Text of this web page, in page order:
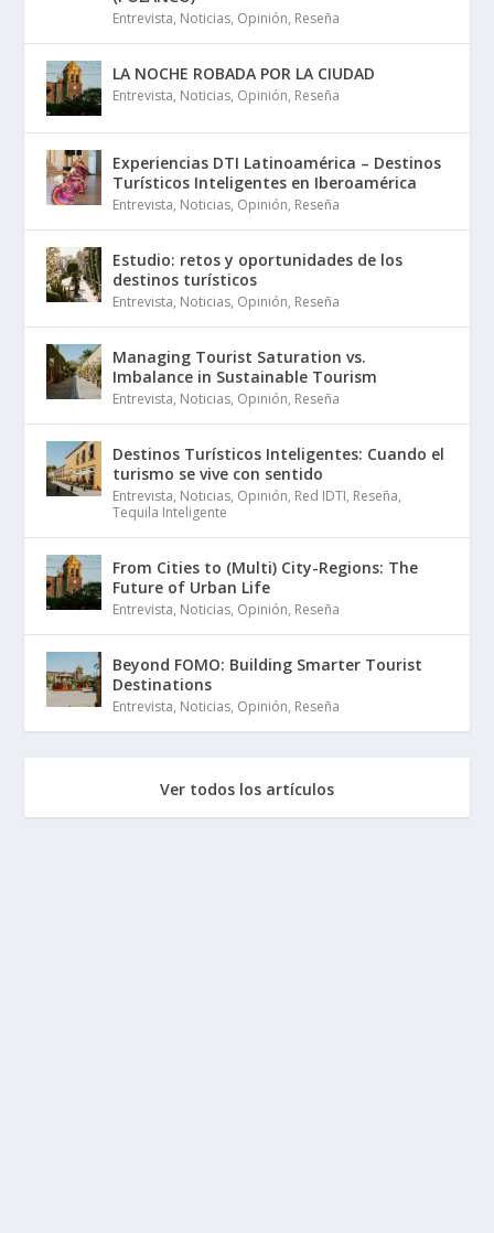
Entrevista, Noticias, Opinión, Reseña
LA NOCHE ROBADA POR LA CIUDAD
Entrevista, Noticias, Opinión, Reseña
Experiencias DTI Latinoamérica – Destinos
Turísticos Inteligentes en Iberoamérica
Entrevista, Noticias, Opinión, Reseña
Estudio: retos y oportunidades de los
destinos turísticos
Entrevista, Noticias, Opinión, Reseña
Managing Tourist Saturation vs.
Imbalance in Sustainable Tourism
Entrevista, Noticias, Opinión, Reseña
Destinos Turísticos Inteligentes: Cuando el
turismo se vive con sentido
Entrevista, Noticias, Opinión, Red IDTI, Reseña,
Tequila Inteligente
From Cities to (Multi) City-Regions: The
Future of Urban Life
Entrevista, Noticias, Opinión, Reseña
Beyond FOMO: Building Smarter Tourist
Destinations
Entrevista, Noticias, Opinión, Reseña
Ver todos los artículos